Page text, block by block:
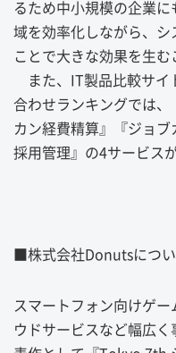
るため中小規模の企業
域を効率化しながら、シ
ことで大きな効果を生む
また、IT製品比較サイ
合わせランキングでは
カン経費精算』『ジョ
採用管理』の4サービス
■株式会社Donutsにつ
スマートフォン向けゲ
ウドサービスなど幅広